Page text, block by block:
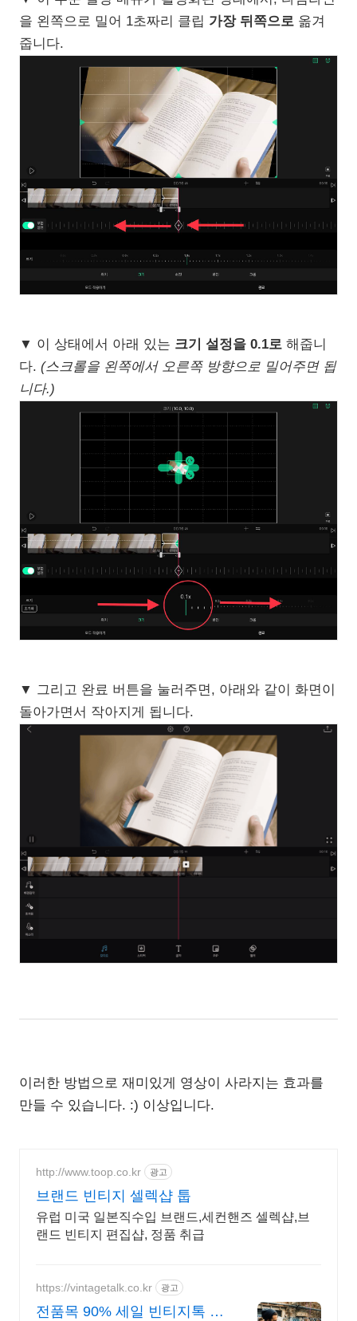
을 왼쪽으로 밀어 1초짜리 클립 가장 뒤쪽으로 옮겨
줍니다.
▼ 이 상태에서 아래 있는 크기 설정을 0.1로 해줍니
다. (스크롤을 왼쪽에서 오른쪽 방향으로 밀어주면 됩
니다.)
▼ 그리고 완료 버튼을 눌러주면, 아래와 같이 화면이
돌아가면서 작아지게 됩니다.
이러한 방법으로 재미있게 영상이 사라지는 효과를
만들 수 있습니다. :) 이상입니다.
http://www.toop.co.kr 광고
브랜드 빈티지 셀렉샵 툽
유럽 미국 일본직수입 브랜드,세컨핸즈 셀렉샵,브
랜드 빈티지 편집샵, 정품 취급
https://vintagetalk.co.kr 광고
전품목 90% 세일 빈티지톡 매